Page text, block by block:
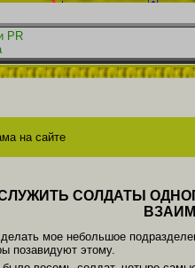
на сайте
СЛУЖИТЬ СОЛДАТЫ
мое небольшое
позавидуют этому.